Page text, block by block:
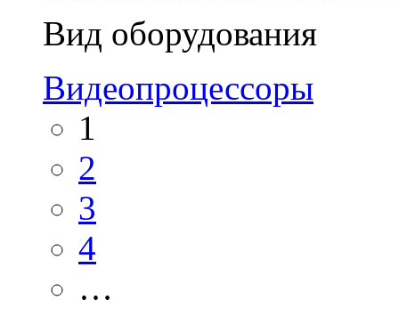
Вид оборудования
Видеопроцессоры
1
2
3
4
…